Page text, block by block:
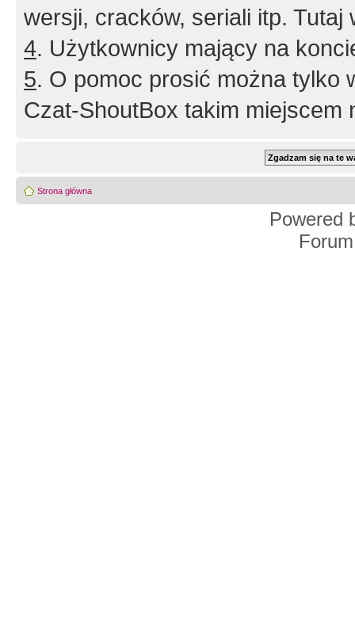
wersji, cracków, seriali itp. Tutaj
4. Użytkownicy mający na
5. O pomoc prosić można tylko
Czat-ShoutBox takim miejscem
Strona główna
Powered